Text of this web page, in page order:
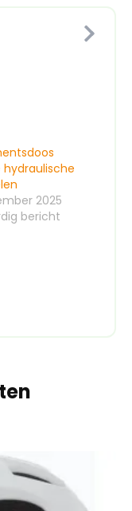
hydraulische
2025
bericht